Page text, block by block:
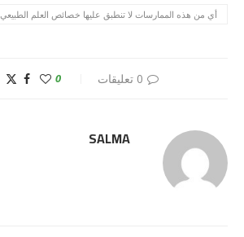
أي من هذه الممارسات لا تنطبق عليها خصائص العلم الطبيعي
0 تعليقات 0
SALMA